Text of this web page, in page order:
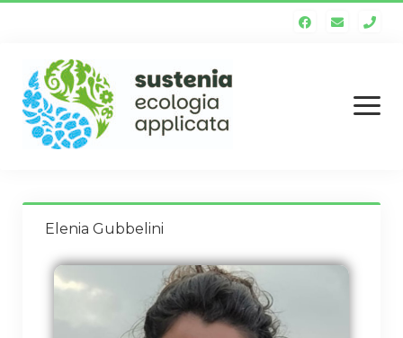
Homepage
Chi siamo
Staff tecnico
Elenia Gubbelini